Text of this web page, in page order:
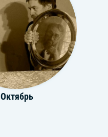
Октябрь